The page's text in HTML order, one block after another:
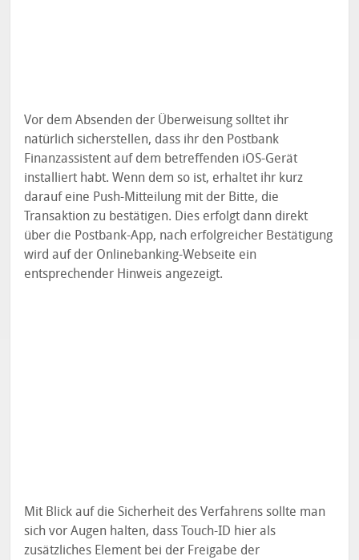
Vor dem Absenden der Überweisung solltet ihr
natürlich sicherstellen, dass ihr den Postbank
Finanzassistent auf dem betreffenden iOS-Gerät
installiert habt. Wenn dem so ist, erhaltet ihr kurz
darauf eine Push-Mitteilung mit der Bitte, die
Transaktion zu bestätigen. Dies erfolgt dann direkt
über die Postbank-App, nach erfolgreicher Bestätigung
wird auf der Onlinebanking-Webseite ein
entsprechender Hinweis angezeigt.
Mit Blick auf die Sicherheit des Verfahrens sollte man
sich vor Augen halten, dass Touch-ID hier als
zusätzliches Element bei der Freigabe der